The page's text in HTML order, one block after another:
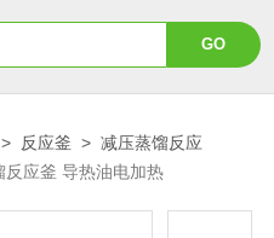
> 反应釜 >减压蒸馏反应
GSH50L不锈钢减压蒸馏反应釜 导热油电加热